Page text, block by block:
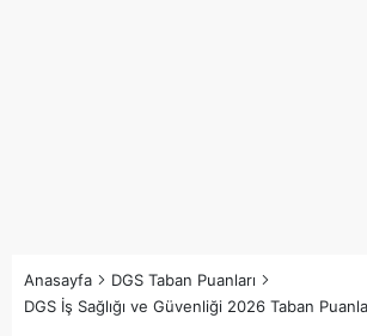
Anasayfa
DGS Taban Puanları
DGS İş Sağlığı ve Güvenliği 2026 Taban